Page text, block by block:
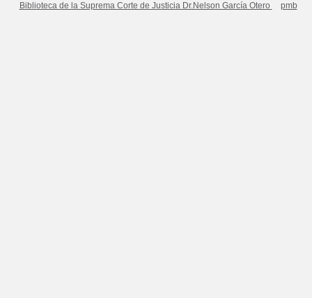
Biblioteca de la Suprema Corte de Justicia Dr.Nelson García Otero pmb